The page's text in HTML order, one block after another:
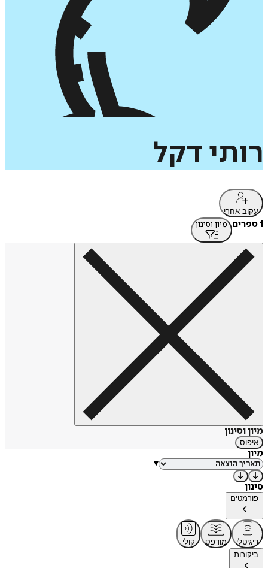
רותי דקל
עקוב אחרי
1 ספרים מיון וסינון
מיון וסינון
איפוס
מיון
▾
סינון
פורמטים
דיגיטלי מודפס
קולי
ביקורות